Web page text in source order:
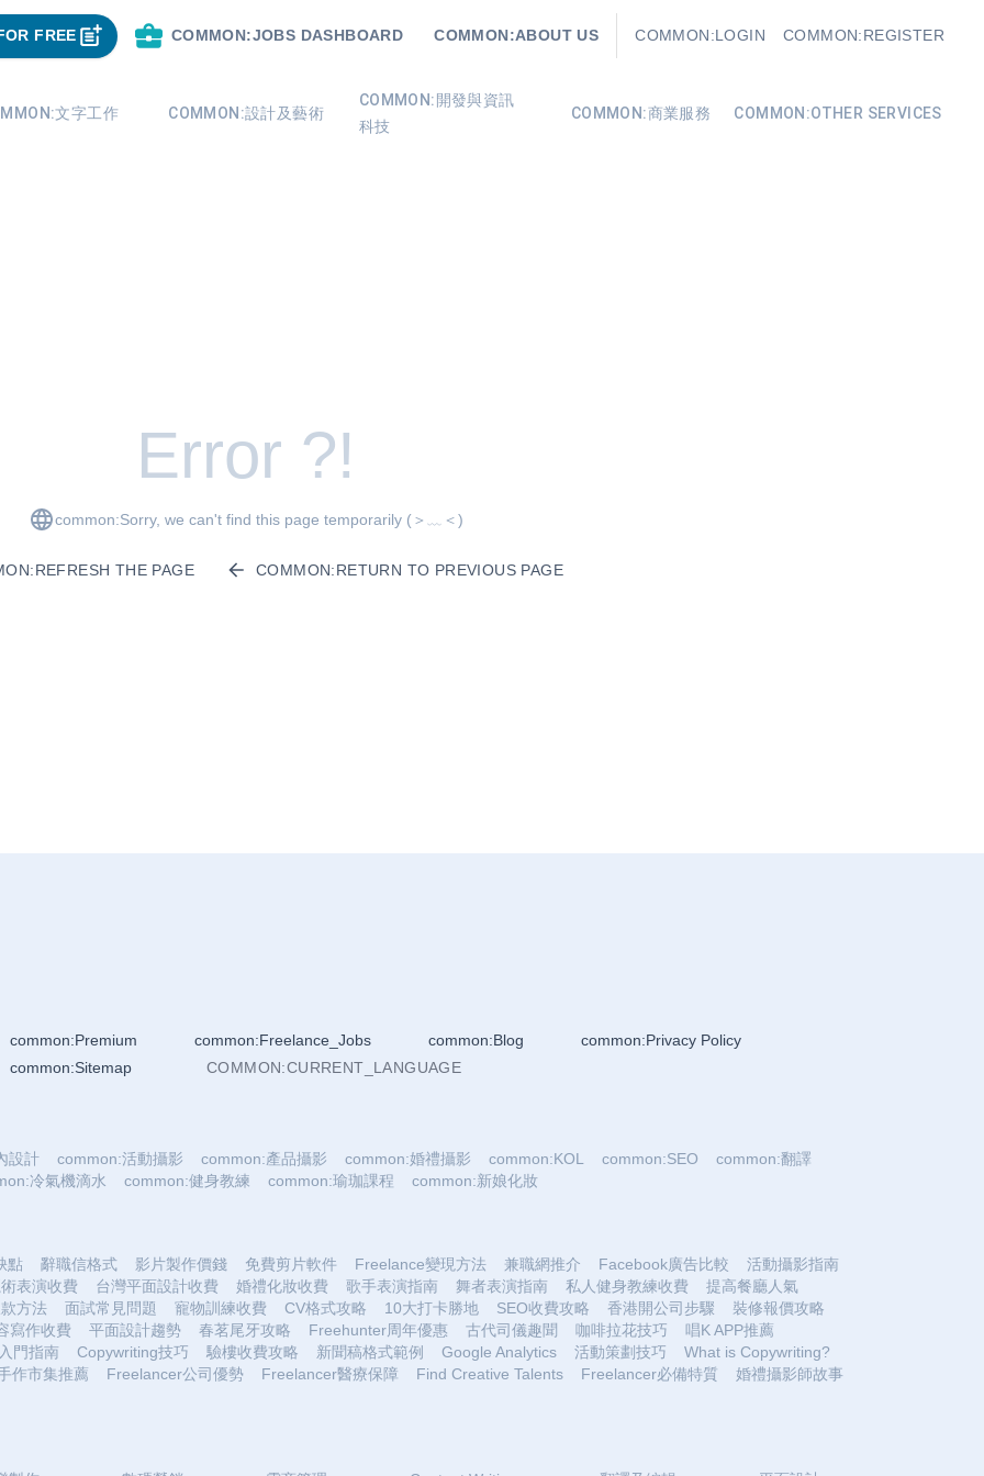
FREE COMMON:JOBS DASHBOARD COMMON:ABOUT US COMMON:LOGIN COMMON:REGISTER
文字工作 COMMON:設計及藝術
COMMON:開發與資訊
科技
COMMON:商業服務 COMMON:OTHER SERVICES
Error ?!
common:Sorry, we can't find this page temporarily (＞﹏＜)
THE PAGE COMMON:RETURN TO PREVIOUS PAGE
common:Premium common:Freelance_Jobs common:Blog
common:Privacy Policy
common:Sitemap
COMMON:CURRENT_LANGUAGE
設計 common:活動攝影 common:產品攝影 common:婚禮攝影 common:KOL common:SEO
common:翻譯
冷氣機滴水
common:健身教練 common:瑜珈課程 common:新娘化妝
點 辭職信格式 影片製作價錢 免費剪片軟件 Freelance變現方法 兼職網推介 Facebook廣告比較
活動攝影指南
表演收費
台灣平面設計收費 婚禮化妝收費 歌手表演指南 舞者表演指南 私人健身教練收費
提高餐廳人氣
方法
面試常見問題 寵物訓練收費 CV格式攻略 10大打卡勝地 SEO收費攻略 香港開公司步驟
裝修報價攻略
寫作收費
平面設計趨勢 春茗尾牙攻略 Freehunter周年優惠 古代司儀趣聞 咖啡拉花技巧
唱K APP推薦
門指南
Copywriting技巧 驗樓收費攻略 新聞稿格式範例 Google Analytics 活動策劃技巧
What is Copywriting?
作市集推薦
Freelancer公司優勢 Freelancer醫療保障 Find Creative Talents Freelancer必備特質 婚禮攝影師故事